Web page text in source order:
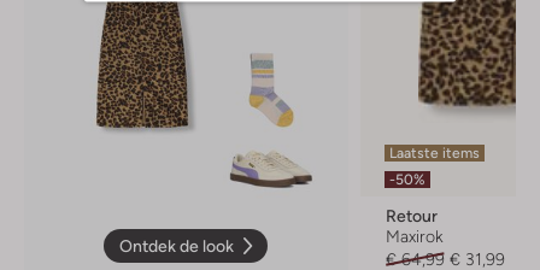
Ontdek de look
Laatste items
-50%
Retour
Maxirok
€ 64,99 € 31,99